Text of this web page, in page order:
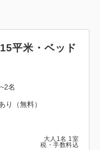
大人 1名 1室
税・手数料込
平米・ベッド
名
り（無料）